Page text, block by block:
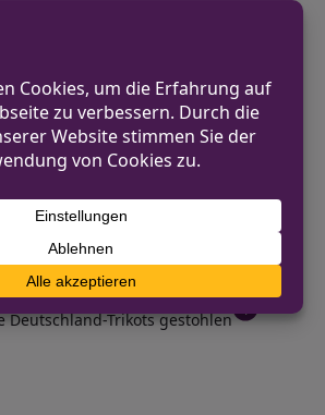
sichergestellt. Der
an dem Fahrzeug beläuft
15.000 Euro. Die
des
sind noch im
Dieb schlägt Ladendetektiv und
bei sich
NÄCHSTER BEITRAG
Deutschland-Trikots gestohlen